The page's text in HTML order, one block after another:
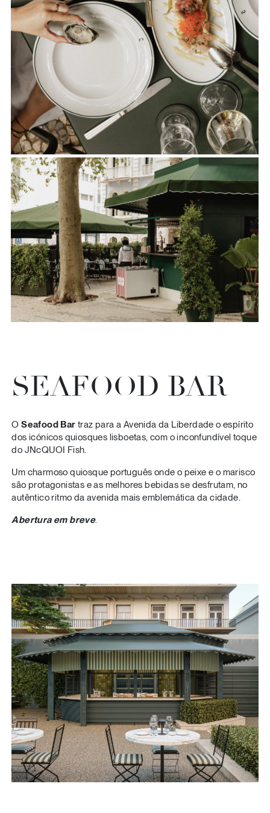
SEAFOOD BAR
OSeafood Bar traz para a Avenida da Liberdade o espírito
dos icónicos quiosques lisboetas, com o inconfundível toque
do JNcQUOI Fish.
Um charmoso quiosque português onde o peixe e o marisco
são protagonistas e as melhores bebidas se desfrutam, no
autêntico ritmo da avenida mais emblemática da cidade.
Abertura em breve.